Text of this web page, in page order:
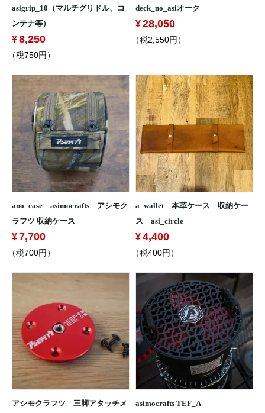
asigrip_10（マルチグリドル、コ
ンテナ等）
8,250
（税750円）
deck_no_asiオーク
28,050
（税2,550円）
ano_case asimocrafts アシモク
ラフツ 収納ケース
7,700
（税700円）
a_wallet 本革ケース 収納ケー
ス asi_circle
4,400
（税400円）
アシモクラフツ 三脚アタッチメ asimocrafts TEF_A